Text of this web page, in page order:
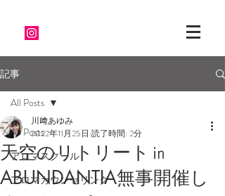
記事
All Posts
アロマスクール
アロマカウンセリング
All Posts
天空のリトリート㏌
ABUNDANTIA無事開催し
川﨑あゆみ
2022年11月25日 読了時間: 2分